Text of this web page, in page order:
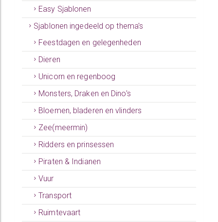
Easy Sjablonen
Sjablonen ingedeeld op thema's
Feestdagen en gelegenheden
Dieren
Unicorn en regenboog
Monsters, Draken en Dino's
Bloemen, bladeren en vlinders
Zee(meermin)
Ridders en prinsessen
Piraten & Indianen
Vuur
Transport
Ruimtevaart